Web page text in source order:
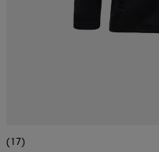
(17)